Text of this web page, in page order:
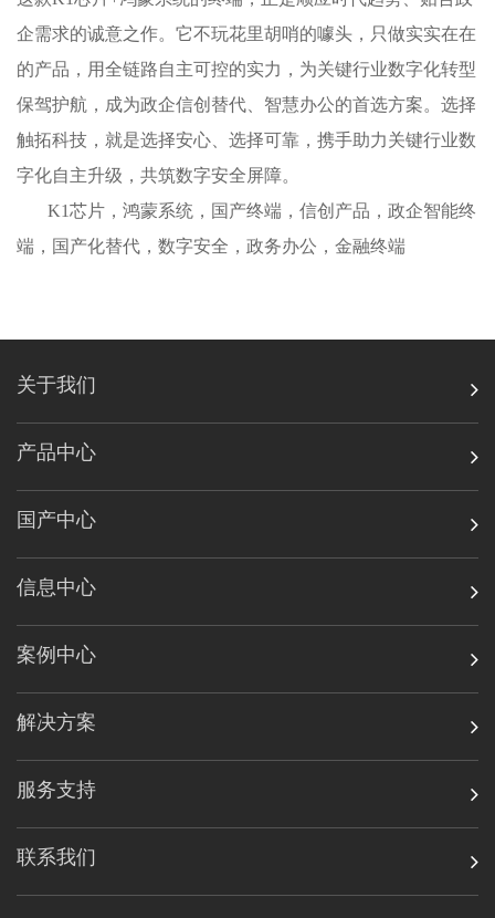
企需求的诚意之作。它不玩花里胡哨的噱头，只做实实在在
的产品，用全链路自主可控的实力，为关键行业数字化转型
保驾护航，成为政企信创替代、智慧办公的首选方案。选择
触拓科技，就是选择安心、选择可靠，携手助力关键行业数
字化自主升级，共筑数字安全屏障。
K1芯片，鸿蒙系统，国产终端，信创产品，政企智能终
端，国产化替代，数字安全，政务办公，金融终端
关于我们
产品中心
国产中心
信息中心
案例中心
解决方案
服务支持
联系我们